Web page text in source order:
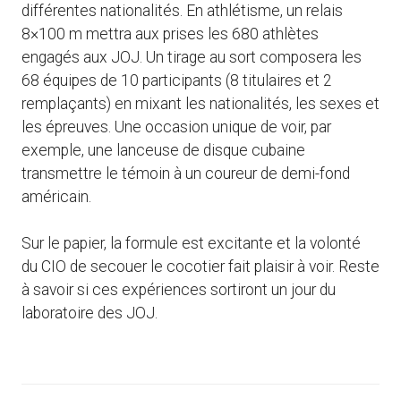
différentes nationalités. En athlétisme, un relais
8×100 m mettra aux prises les 680 athlètes
engagés aux JOJ. Un tirage au sort composera les
68 équipes de 10 participants (8 titulaires et 2
remplaçants) en mixant les nationalités, les sexes et
les épreuves. Une occasion unique de voir, par
exemple, une lanceuse de disque cubaine
transmettre le témoin à un coureur de demi-fond
américain.
Sur le papier, la formule est excitante et la volonté
du CIO de secouer le cocotier fait plaisir à voir. Reste
à savoir si ces expériences sortiront un jour du
laboratoire des JOJ.